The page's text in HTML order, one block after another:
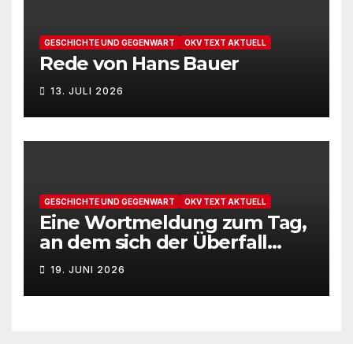
GESCHICHTE UND GEGENWART OKV TEXT AKTUELL
Rede von Hans Bauer
13. JULI 2026
GESCHICHTE UND GEGENWART OKV TEXT AKTUELL
Eine Wortmeldung zum Tag,
an dem sich der Überfall
Deutschlands auf die UdSSR
1941 zum 85. Male jährt
19. JUNI 2026